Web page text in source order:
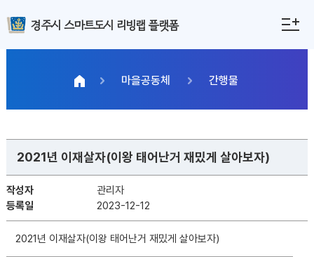
경주시 스마트도시 리빙랩 플랫폼
마을공동체 간행물
2021년 이재살자(이왕 태어난거 재밌게 살아보자)
작성자
관리자
등록일
2023-12-12
2021년 이재살자(이왕 태어난거 재밌게 살아보자)